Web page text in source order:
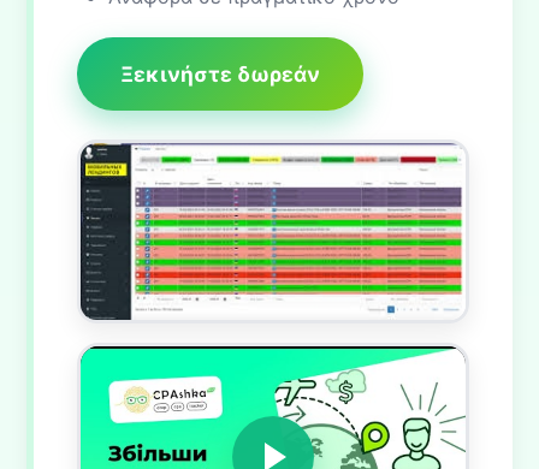
Ξεκινήστε δωρεάν